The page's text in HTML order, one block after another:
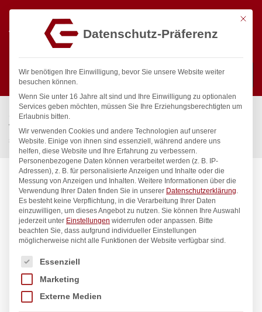
Suchen
Start / Gastronomiebedarf & Gastro Geräte für Profis
Wassertechnik
Wellnes
spa Kneipp’sche Garnitur 3/4″ Ø 27mm 3/4″ ÜM
Mit
Datenschutz-Präferenz
Wir benötigen Ihre Einwilligung, bevor Sie unsere Website weiter
besuchen können.
Wenn Sie unter 16 Jahre alt sind und Ihre Einwilligung zu optionalen
Services geben möchten, müssen Sie Ihre Erziehungsberechtigten um
Erlaubnis bitten.
Wir verwenden Cookies und andere Technologien auf unserer
Website. Einige von ihnen sind essenziell, während andere uns
helfen, diese Website und Ihre Erfahrung zu verbessern.
Personenbezogene Daten können verarbeitet werden (z. B. IP-
Adressen), z. B. für personalisierte Anzeigen und Inhalte oder die
Messung von Anzeigen und Inhalten. Weitere Informationen über die
Verwendung Ihrer Daten finden Sie in unserer Datenschutzerklärung.
Es besteht keine Verpflichtung, in die Verarbeitung Ihrer Daten
einzuwilligen, um dieses Angebot zu nutzen. Sie können Ihre Auswahl
jederzeit unter Einstellungen widerrufen oder anpassen. Bitte
beachten Sie, dass aufgrund individueller Einstellungen
möglicherweise nicht alle Funktionen der Website verfügbar sind.
Es folgt eine Liste der Service-Gruppen, für die eine
Essenziell
Marketing
Externe Medien